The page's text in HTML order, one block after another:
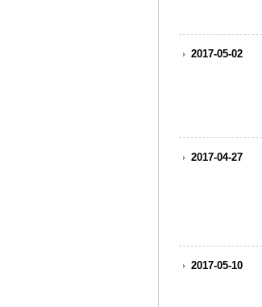
2017-05-02
2017-04-27
2017-05-10